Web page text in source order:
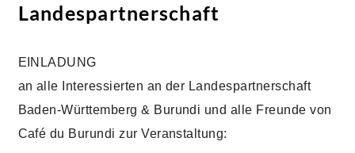
Landespartnerschaft
EINLADUNG
an alle Interessierten an der Landespartnerschaft
Baden-Württemberg & Burundi und alle Freunde von
Café du Burundi zur Veranstaltung: